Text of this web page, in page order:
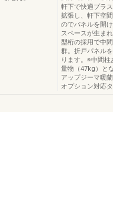
軒下で快適プラ
拡張し、軒下空
のでパネルを開
スペースが生ま
型桁の採用で中
群。折戸パネル
ります。※中間
量物（47kg）と
アップジーマ暖
オプション対応